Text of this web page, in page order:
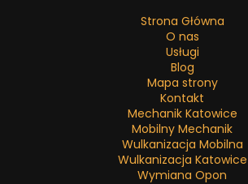
Strona Główna
O nas
Usługi
Blog
Mapa strony
Kontakt
Mechanik Katowice
Mobilny Mechanik
Wulkanizacja Mobilna
Wulkanizacja Katowice
Wymiana Opon